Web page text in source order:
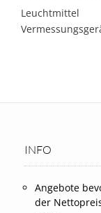
Leuchtmittel
INFO
Angebote
der